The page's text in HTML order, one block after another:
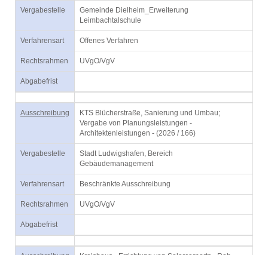
Vergabestelle
Gemeinde Dielheim_Erweiterung
Leimbachtalschule
Verfahrensart Offenes Verfahren
Rechtsrahmen UVgO/VgV
Abgabefrist
Ausschreibung
KTS Blücherstraße, Sanierung und Umbau;
Vergabe von Planungsleistungen -
Architektenleistungen - (2026 / 166)
Vergabestelle
Stadt Ludwigshafen, Bereich
Gebäudemanagement
Verfahrensart Beschränkte Ausschreibung
Rechtsrahmen UVgO/VgV
Abgabefrist